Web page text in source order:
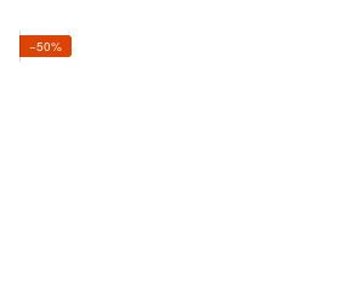
−50%